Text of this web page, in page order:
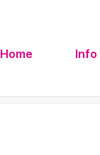
Home Info